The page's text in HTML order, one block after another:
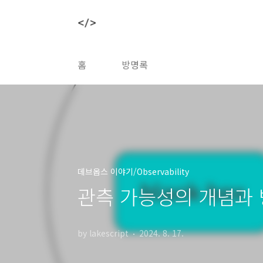
홈 방명록
데브옵스 이야기/Observability
관측 가능성의 개념과
by lakescript 2024. 8. 17.